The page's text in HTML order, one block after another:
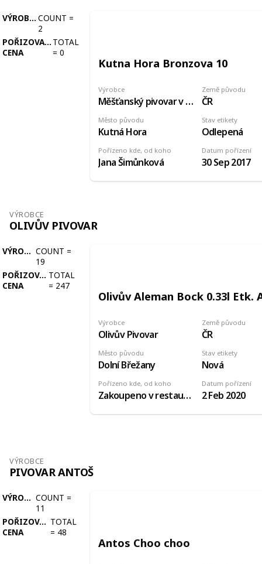
VÝROBCE COUNT =
2
POŘIZOVACÍ
CENA
TOTAL
= 0
Kutna Hora Bronzova 10
Výrobce
Měšťanský pivovar v Kutné Hoře
Země původu
ČR
Pořízeno kde, od koho
Jana Šimůnková
Stav etikety
Odlepená
Datum pořízení
30 Sep 2017
Město původu
Kutná Hora
VÝROBCE
OLIVŮV PIVOVAR
VÝROBCE COUNT =
19
POŘIZOVACÍ
CENA
TOTAL
= 247
Olivův Aleman Bock 0.33l Etk.
Výrobce
Olivův Pivovar
Země původu
ČR
Pořízeno kde, od koho
Zakoupeno v restauraci pivovaru
Stav etikety
Nová
Datum pořízení
2 Feb 2020
Město původu
Dolní Břežany
VÝROBCE
PIVOVAR ANTOŠ
VÝROBCE COUNT =
11
POŘIZOVACÍ
CENA
TOTAL
= 48
Antos Choo choo